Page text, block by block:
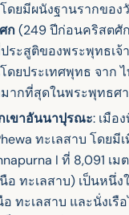
ยมีผนังฐานรากของ
ก(249 ปีก่อนคริสตศั
ะสูติของพระพุทธเจ้
ยประเทศพุทธ จาก
ากที่สุดในพระพุทธศ
เขาอันนาปุรณะ: เมือ
ทะเลสาบ โดยมี
I ที่ 8,091 เ
อ ทะเลสาบ) เป็นหนึ่
อ ทะเลสาบ และนั่งเรื